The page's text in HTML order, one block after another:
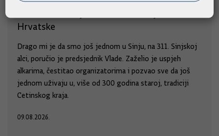
Hrvatske
Drago mi je da smo još jednom u Sinju, na 311. Sinjskoj
alci, poručio je predsjednik Vlade. Zaželio je uspjeh
alkarima, čestitao organizatorima i pozvao sve da još
jednom uživaju u, više od 300 godina staroj, tradiciji
Cetinskog kraja.
09.08.2026.